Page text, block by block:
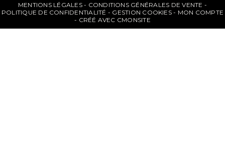
MENTIONS LÉGALES
CONDITIONS GÉNÉRALES DE VENTE
POLITIQUE DE CONFIDENTIALITÉ
GESTION COOKIES
MON COMPTE
CRÉÉ AVEC CMONSITE